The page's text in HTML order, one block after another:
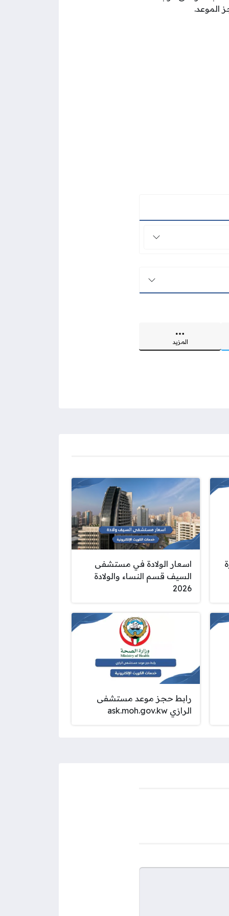
الموعد.
المزيد
اسعار الولادة في مستشفى
السيف قسم النساء والولادة
2026
رابط حجز موعد مستشفى
الرازي ask.moh.gov.kw